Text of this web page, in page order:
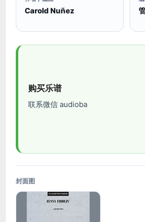
Carold Nuñez
购买乐谱
联系微信 audioba
封面图